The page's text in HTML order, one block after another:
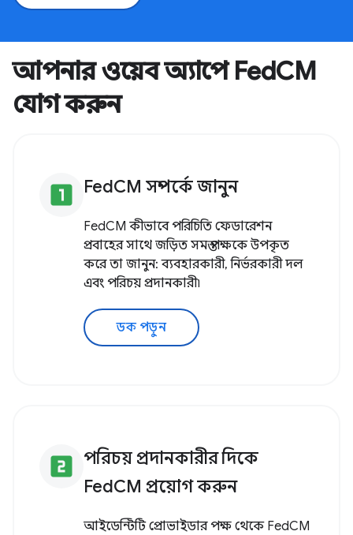
আপনার ওয়েব অ্যাপে FedCM
যোগ করুন
looks_one FedCM সম্পর্কে জানুন
FedCM কীভাবে পরিচিতি ফেডারেশন
প্রবাহের সাথে জড়িত সমস্ত পক্ষকে উপকৃত
করে তা জানুন: ব্যবহারকারী, নির্ভরকারী দল
এবং পরিচয় প্রদানকারী৷
ডক পড়ুন
looks_two পরিচয় প্রদানকারীর দিকে
FedCM প্রয়োগ করুন
আইডেন্টিটি প্রোভাইডার পক্ষ থেকে FedCM